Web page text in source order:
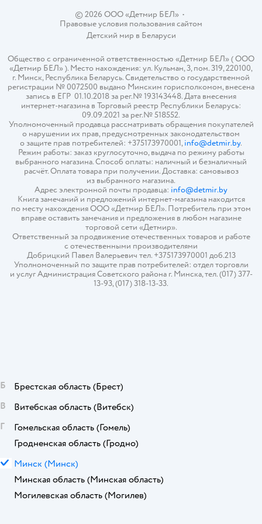
© 2026 ООО «Детмир БЕЛ»•
Правовые условия пользования сайтом
Детский мир в Беларуси
Общество с ограниченной ответственностью «Детмир БЕЛ» ( ООО
«Детмир БЕЛ» ). Место нахождения: ул. Кульман, 3, пом. 319, 220100,
г. Минск, Республика Беларусь. Свидетельство о государственной
регистрации № 0072500 выдано Минским горисполкомом, внесена
запись в ЕГР 01.10.2018 за рег.№ 193143448. Дата внесения
интернет-магазина в Торговый реестр Республики Беларусь:
09.09.2021 за рег.№ 518552.
Уполномоченный продавца рассматривать обращения покупателей
о нарушении их прав, предусмотренных законодательством
о защите прав потребителей: +375173970001,info@detmir.by.
Режим работы: заказ круглосуточно, выдача по режиму работы
выбранного магазина. Способ оплаты: наличный и безналичный
расчёт. Оплата товара при получении. Доставка: самовывоз
из выбранного магазина.
Адрес электронной почты продавца: info@detmir.by
Книга замечаний и предложений интернет-магазина находится
по месту нахождения ООО «Детмир БЕЛ». Потребитель при этом
вправе оставить замечания и предложения в любом магазине
торговой сети «Детмир».
Ответственный за продвижение отечественных товаров и работе
с отечественными производителями
Добрицкий Павел Валерьевич тел. +375173970001 доб.213
Уполномоченный по защите прав потребителей: отдел торговли
и услуг Администрация Советского района г. Минска, тел. (017) 377-
13-93, (017) 318-13-33.
Б Брестская область (Брест)
В
Витебская область (Витебск)
Г
Гомельская область (Гомель)
Гродненская область (Гродно)
М Минск (Минск)
Минская область (Минская область)
Могилевская область (Могилев)